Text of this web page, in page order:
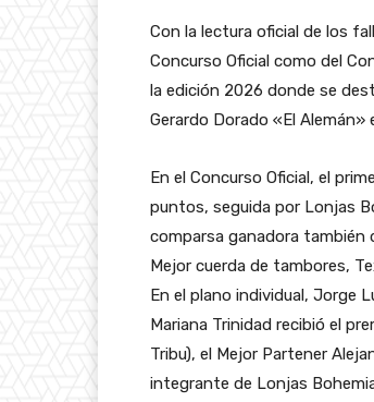
Con la lectura oficial de los
Concurso Oficial como del
la edición 2026 donde se
Gerardo Dorado «El Alemán»
En el Concurso Oficial, el
puntos, seguida por Lonjas
comparsa ganadora también
Mejor cuerda de tambores,
En el plano individual, Jorge
Mariana Trinidad recibió el
Tribu), el Mejor Partener
integrante de Lonjas